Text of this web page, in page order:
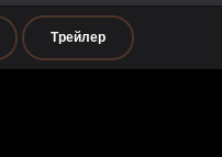
Трейлер